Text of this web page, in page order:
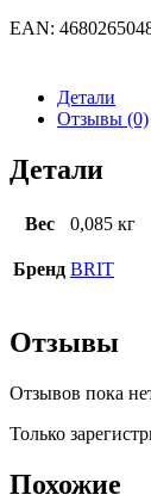
EAN:
Детали
Отзывы (0)
Детали
Вес 0,085 кг
Бренд BRIT
Отзывы
Отзывов пока
Только
Похожие